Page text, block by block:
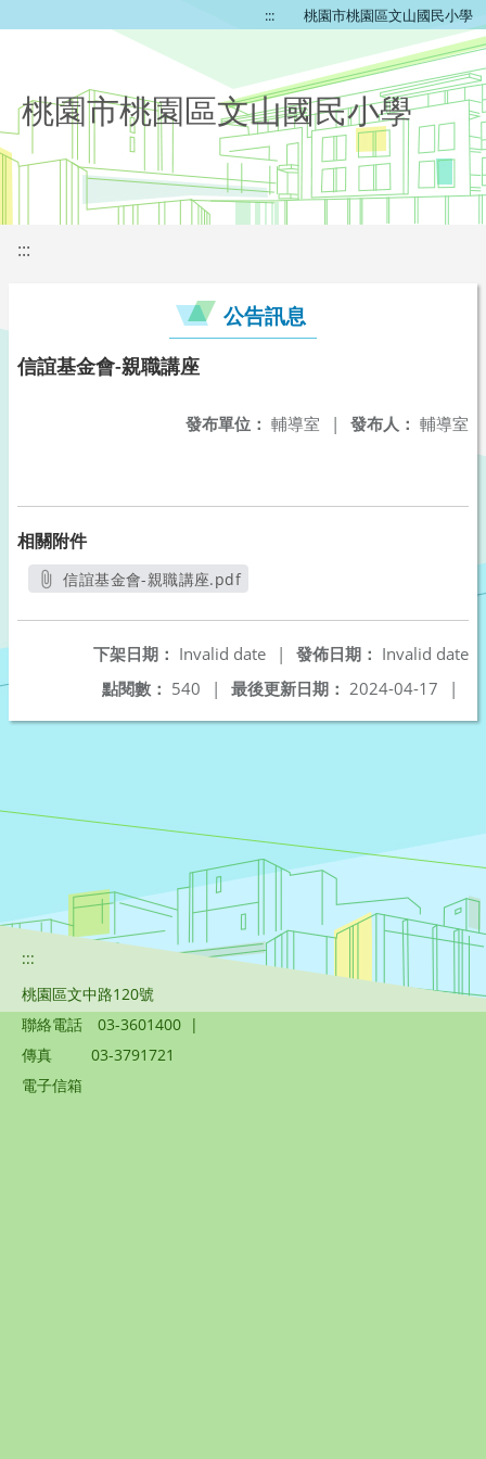
::: 桃園市桃園區文山國民小學
桃園市桃園區文山國民小學
:::
公告訊息
信誼基金會-親職講座
發布人： 輔導室
發布單位： 輔導室 |
相關附件
信誼基金會-親職講座.pdf
發佈日期： Invalid date
下架日期： Invalid date
|
最後更新日期： 2024-04-17 |
點閱數： 540 |
:::
桃園區文中路120號
聯絡電話
03-3601400 |
傳真
03-3791721
電子信箱